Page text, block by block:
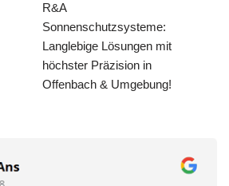
R&A
Sonnenschutzsysteme:
Langlebige Lösungen mit
höchster Präzision in
Offenbach & Umgebung!